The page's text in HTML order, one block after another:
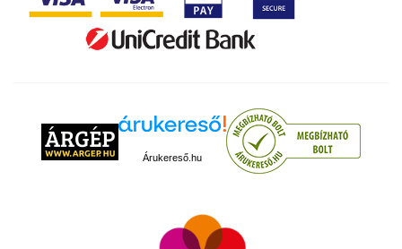
Árukereső.hu